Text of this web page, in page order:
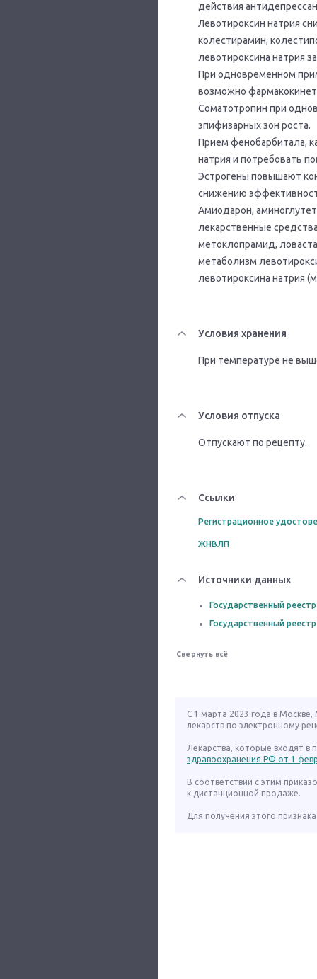
действия
Левотироксин натрия
колестирамин,
левотироксина натрия
При одновременном
возможно
Соматотропин при
эпифизарных зон роста.
Прием фенобарбитала,
натрия и потребовать
Эстрогены повышают
снижению
Амиодарон,
лекарственные
метоклопрамид,
метаболизм
левотироксина натрия
Условия хранения
При температуре не
Условия отпуска
Отпускают по рецепту.
Ссылки
Регистрационное
ЖНВЛП
Источники данных
Государственный
Государственный
Свернуть всё
С 1 марта 2023 года в
лекарств по электронному
Лекарства, которые входят в
здравоохранения РФ от 1
В соответствии с этим
к дистанционной продаже.
Для получения этого признака